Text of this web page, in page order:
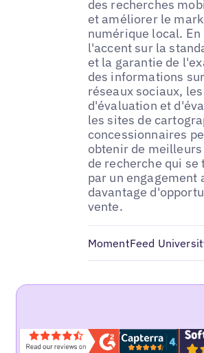
des recherches
et améliorer le
numérique local.
l'accent sur la
et la garantie de
des informations
réseaux sociaux,
d'évaluation et
les sites de
concessionnaires
obtenir de
de recherche qui
par un engagement
davantage
vente.
MomentFeed